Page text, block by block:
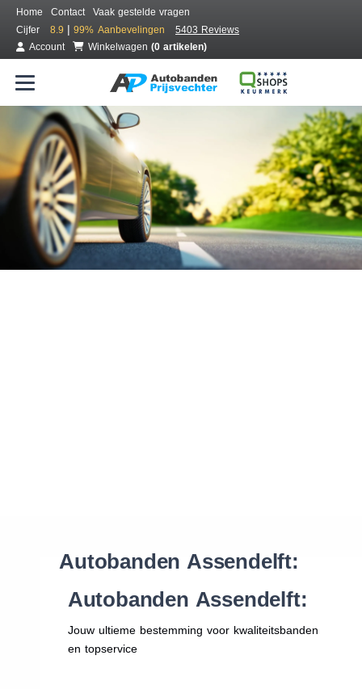
Home Contact
Vaak gestelde vragen
Cijfer
8.9 | 99% Aanbevelingen
5403 Reviews
Account
Winkelwagen (0 artikelen)
Bestel voordelig banden online
Gratis bezorgd of montage bij jou in de buurt
Seizoen:
Merken:
Autobanden Assendelft:
Autobanden Assendelft:
Jouw ultieme bestemming voor kwaliteitsbanden
en topservice